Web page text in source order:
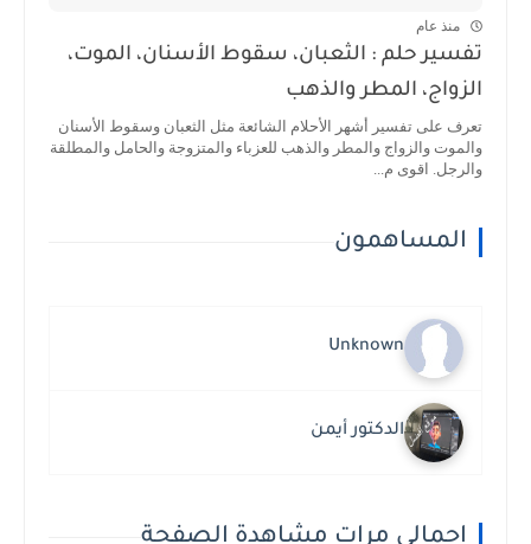
منذ عام
تفسير حلم : الثعبان، سقوط الأسنان، الموت،
الزواج، المطر والذهب
تعرف على تفسير أشهر الأحلام الشائعة مثل الثعبان وسقوط الأسنان
والموت والزواج والمطر والذهب للعزباء والمتزوجة والحامل والمطلقة
والرجل. اقوى م...
المساهمون
Unknown
الدكتور أيمن
إجمالي مرات مشاهدة الصفحة